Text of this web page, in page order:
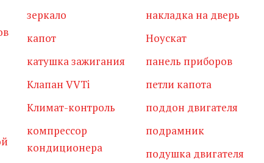
зеркало
капот
катушка зажигания
Клапан VVTi
Климат-контроль
компрессор
кондиционера
накладка на дверь
Ноускат
панель приборов
петли капота
поддон двигателя
подрамник
подушка двигателя